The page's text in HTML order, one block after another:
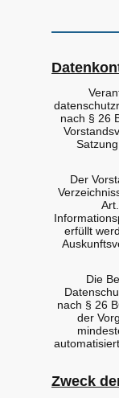
nach § 26
Der
erfüllt
Die
nach § 26
der
Zweck